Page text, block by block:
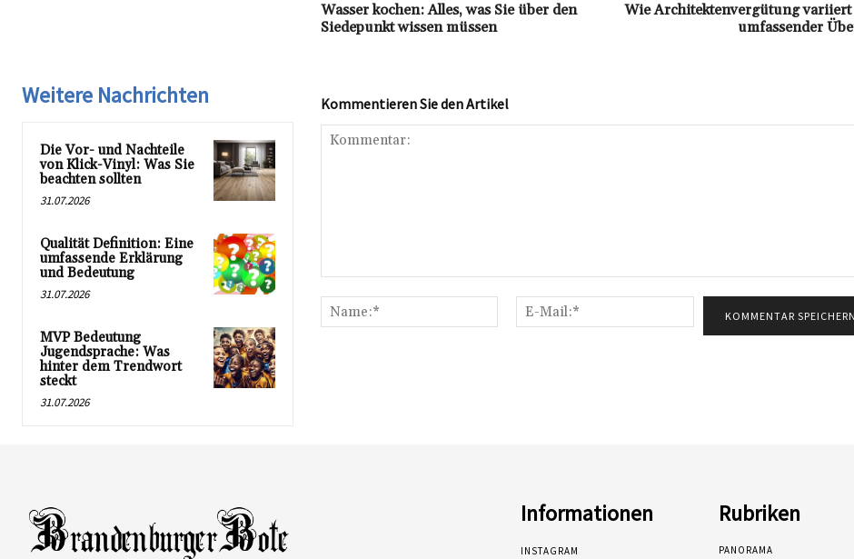
Wasser kochen: Alles, was Sie über den
Siedepunkt wissen müssen
Wie Architektenvergütung
umfassender
Weitere Nachrichten
Die Vor- und Nachteile
von Klick-Vinyl: Was Sie
beachten sollten
31.07.2026
Qualität Definition: Eine
umfassende Erklärung
und Bedeutung
31.07.2026
MVP Bedeutung
Jugendsprache: Was
hinter dem Trendwort
steckt
31.07.2026
Kommentieren Sie den Artikel
Name:*
Mail:*
Informationen
INSTAGRAM
Rubriken
PANORAMA